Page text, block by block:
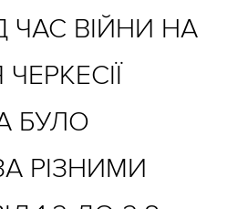
ЧАС ВІЙНИ НА
БУЛО
РІЗНИМИ